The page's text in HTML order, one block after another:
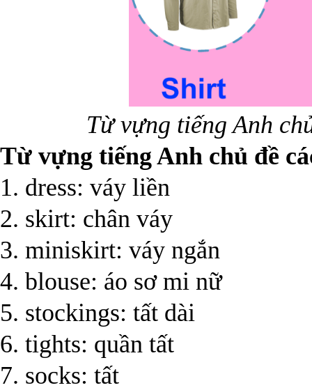
Từ vựng tiếng Anh
Từ vựng tiếng Anh chủ đề
1. dress: váy liền
2. skirt: chân váy
3. miniskirt: váy ngắn
4. blouse: áo sơ mi nữ
5. stockings: tất dài
6. tights: quần tất
7. socks: tất